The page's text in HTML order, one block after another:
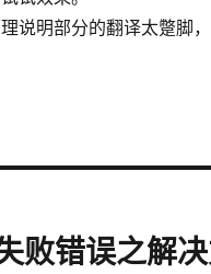
说明部分的翻译太蹩脚
败错误之解